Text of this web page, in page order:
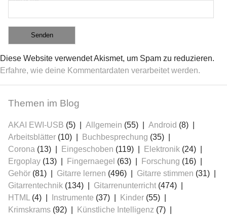
Diese Website verwendet Akismet, um Spam zu reduzieren.
Erfahre, wie deine Kommentardaten verarbeitet werden.
Themen im Blog
AKAI EWI-USB (5) Allgemein (55) Android (8)
Arbeitsblätter (10) Buchbesprechung (35)
Corona (13) Eingeschoben (119) Elektronik (24)
Ergoplay (13) Fingernaegel (63) Forschung (16)
Gehör (81) Gitarre lernen (496) Gitarre stimmen (31)
Gitarrentechnik (134) Gitarrenunterricht (474)
HTML
(4) Instrumente (37) Kinder (55)
Krimskrams (92) Künstliche Intelligenz (7)